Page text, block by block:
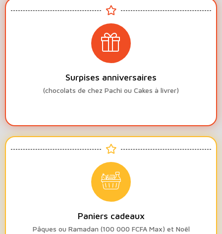
Surpises anniversaires
(chocolats de chez Pachi ou Cakes à livrer)
Paniers cadeaux
Pâques ou Ramadan (100 000 FCFA Max) et Noël